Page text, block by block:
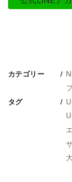
カテゴリー
タグ